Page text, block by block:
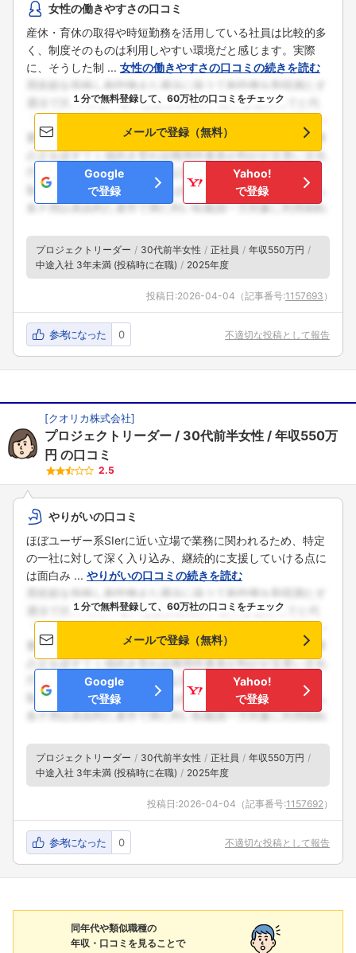
女性の働きやすさの口コミ
産休・育休の取得や時短勤務を活用している社員は比較的多
く、制度そのものは利用しやすい環境だと感じます。実際
に、そうした制 ... 女性の働きやすさの口コミの続きを読む
１分で無料登録して、60万社の口コミをチェック
メールで登録（無料）
Google
で登録
Yahoo!
で登録
プロジェクトリーダー 30代前半女性 正社員
年収550万円
中途入社 3年未満 (投稿時に在職)
2025年度
投稿日:2026-04-04 （記事番号:1157693 ）
参考になった 0 不適切な投稿として報告
[クオリカ株式会社]
プロジェクトリーダー 30代前半女性
年収550万
円 の口コミ
2.5
やりがいの口コミ
ほぼユーザー系SIerに近い立場で業務に関われるため、特定
の一社に対して深く入り込み、継続的に支援していける点に
は面白み ... やりがいの口コミの続きを読む
１分で無料登録して、60万社の口コミをチェック
メールで登録（無料）
Google
で登録
Yahoo!
で登録
プロジェクトリーダー 30代前半女性 正社員
年収550万円
中途入社 3年未満 (投稿時に在職)
2025年度
投稿日:2026-04-04 （記事番号:1157692 ）
参考になった 0 不適切な投稿として報告
同年代や類似職種の
年収・口コミを見ることで